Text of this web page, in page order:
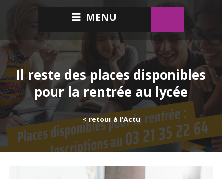
MENU
Il reste des places disponibles
pour la rentrée au lycée
< retour à l’Actu